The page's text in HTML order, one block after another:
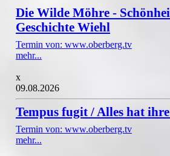
Die Wilde Möhre -
Geschichte Wiehl
Termin von: www.oberberg.tv
mehr...
x
09.08.2026
Tempus fugit / Alles hat
Termin von: www.oberberg.tv
mehr...